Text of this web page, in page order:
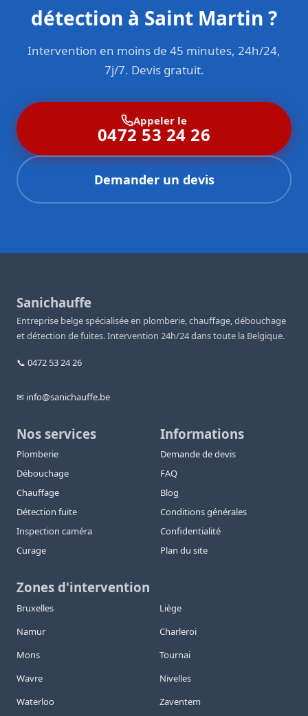
détection à Saint Martin ?
Intervention en moins de 45 minutes, 24h/24,
7j/7. Devis gratuit.
Appeler le
0472 53 24 26
Demander un devis
Sanichauffe
Entreprise belge spécialisée en plomberie, chauffage, débouchage
et détection de fuites. Intervention 24h/24 dans toute la Belgique.
📞 0472 53 24 26
✉ info@sanichauffe.be
Nos services
Plomberie
Débouchage
Chauffage
Détection fuite
Inspection caméra
Curage
Informations
Demande de devis
FAQ
Blog
Conditions générales
Confidentialité
Plan du site
Zones d'intervention
Bruxelles
Liège
Namur
Charleroi
Mons
Tournai
Wavre
Nivelles
Waterloo
Zaventem